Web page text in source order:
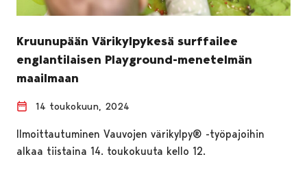
Kruunupään Värikylpykesä surffailee
englantilaisen Playground-menetelmän
maailmaan
14 toukokuun, 2024
Ilmoittautuminen Vauvojen värikylpy® -työpajoihin
alkaa tiistaina 14. toukokuuta kello 12.